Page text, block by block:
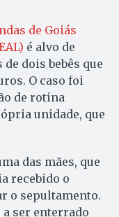
de Goiás
é alvo de
dois bebês que
O caso foi
de rotina
unidade, que
das mães, que
recebido o
o sepultamento.
ser enterrado